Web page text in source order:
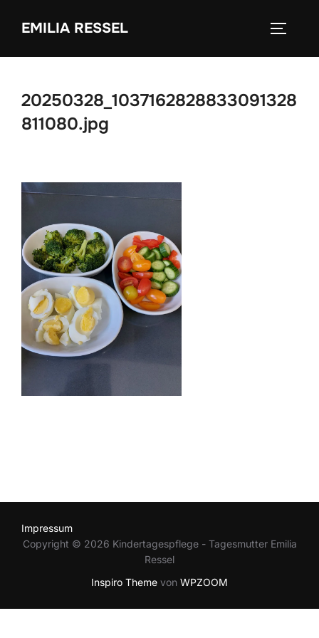
InhaltEMILIA RESSEL
20250328_1037162828833091328
811080.jpg
Impressum
Copyright © 2026 Kindertagespflege - Tagesmutter Emilia
Ressel
Inspiro Theme von WPZOOM